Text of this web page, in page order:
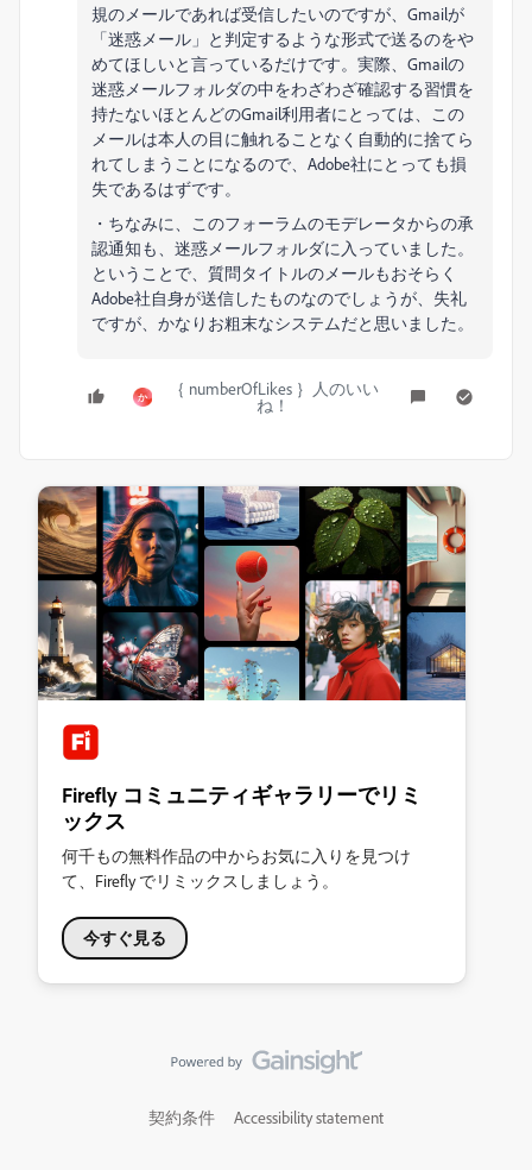
規のメールであれば受信したいのですが、Gmailが
「迷惑メール」と判定するような形式で送るのをや
めてほしいと言っているだけです。実際、Gmailの
迷惑メールフォルダの中をわざわざ確認する習慣を
持たないほとんどのGmail利用者にとっては、この
メールは本人の目に触れることなく自動的に捨てら
れてしまうことになるので、Adobe社にとっても損
失であるはずです。
・ちなみに、このフォーラムのモデレータからの承
認通知も、迷惑メールフォルダに入っていました。
ということで、質問タイトルのメールもおそらく
Adobe社自身が送信したものなのでしょうが、失礼
ですが、かなりお粗末なシステムだと思いました。
か
｛ numberOfLikes ｝人のいい
ね！
Firefly コミュニティギャラリーでリミ
ックス
何千もの無料作品の中からお気に入りを見つけ
て、Firefly でリミックスしましょう。
今すぐ見る
契約条件 Accessibility statement